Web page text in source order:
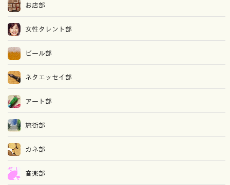
お店部
女性タレント部
ビール部
ネタエッセイ部
アート部
旅街部
カネ部
音楽部